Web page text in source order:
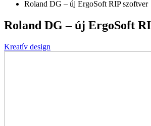
Roland DG – új ErgoSoft RIP szoftver
Roland DG – új ErgoSoft
Kreatív design